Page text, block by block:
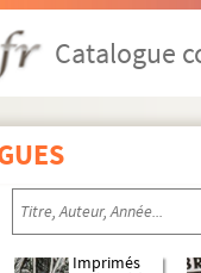
Catalogue
Imprimés